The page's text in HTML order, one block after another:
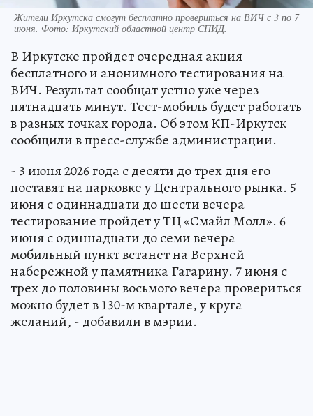
Жители Иркутска смогут бесплатно провериться на ВИЧ с 3 по 7
июня. Фото: Иркутский областной центр СПИД.
В Иркутске пройдет очередная акция
бесплатного и анонимного тестирования на
ВИЧ. Результат сообщат устно уже через
пятнадцать минут. Тест-мобиль будет работать
в разных точках города. Об этом КП-Иркутск
сообщили в пресс-службе администрации.
- 3 июня 2026 года с десяти до трех дня его
поставят на парковке у Центрального рынка. 5
июня с одиннадцати до шести вечера
тестирование пройдет у ТЦ «Смайл Молл». 6
июня с одиннадцати до семи вечера
мобильный пункт встанет на Верхней
набережной у памятника Гагарину. 7 июня с
трех до половины восьмого вечера провериться
можно будет в 130-м квартале, у круга
желаний, - добавили в мэрии.